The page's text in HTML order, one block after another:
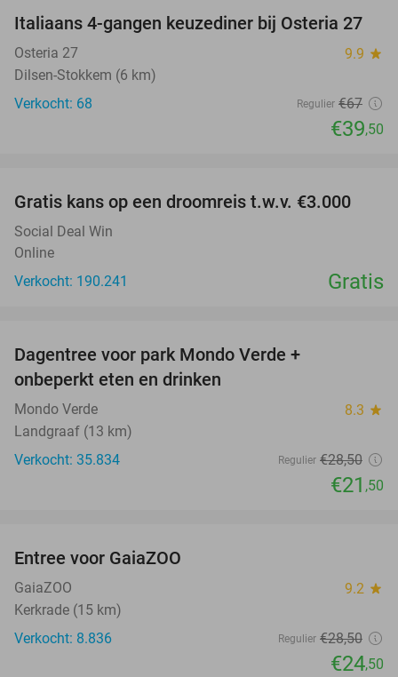
41%
Italiaans 4-gangen keuzediner bij Osteria 27
Osteria 27 9.9 star
Dilsen-Stokkem (6 km)
Verkocht: 68
Regulier €67
€39,50
Gratis kans op een droomreis t.w.v. €3.000
Social Deal Win
Online
Verkocht: 190.241
Gratis
Dagentree voor park Mondo Verde +
onbeperkt eten en drinken
Mondo Verde 8.3 star
Landgraaf (13 km)
Verkocht: 35.834
Regulier €28,50
€21 ,50
Entree voor GaiaZOO
GaiaZOO 9.2 star
Kerkrade (15 km)
Verkocht: 8.836
Regulier €28,50
€24,50